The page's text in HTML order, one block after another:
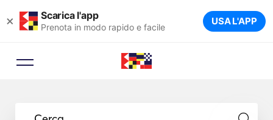
× Scarica l'app
Prenota in modo rapido e facile USA L'APP